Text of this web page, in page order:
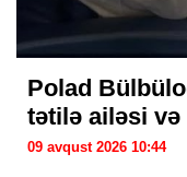
Polad
tətilə ailəsi və
09 avqust 2026 10:44